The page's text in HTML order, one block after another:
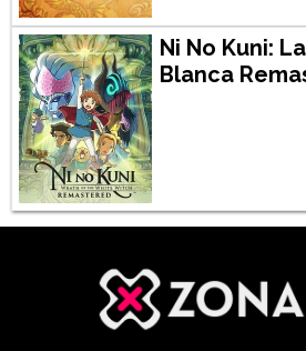
Ni No Kuni:
Blanca